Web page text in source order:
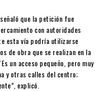
que la petición fue
con autoridades
esta vía podría utilizarse
de obra que se realizan en la
un acceso pequeño, pero muy
y otras calles del centro;
explicó.